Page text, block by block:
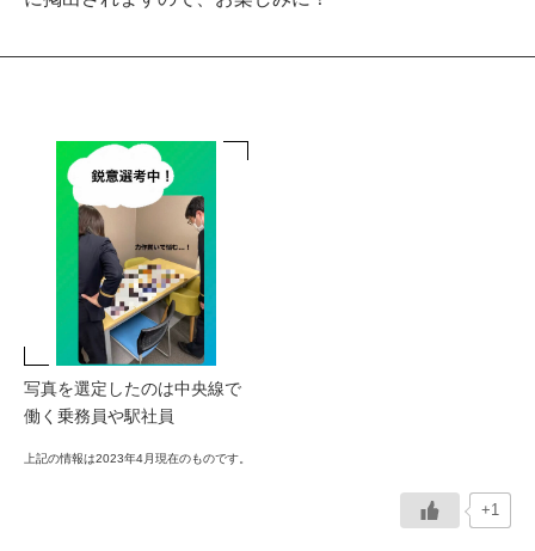
写真を選定したのは中央線で
働く乗務員や駅社員
上記の情報は2023年4月現在のものです。
+1